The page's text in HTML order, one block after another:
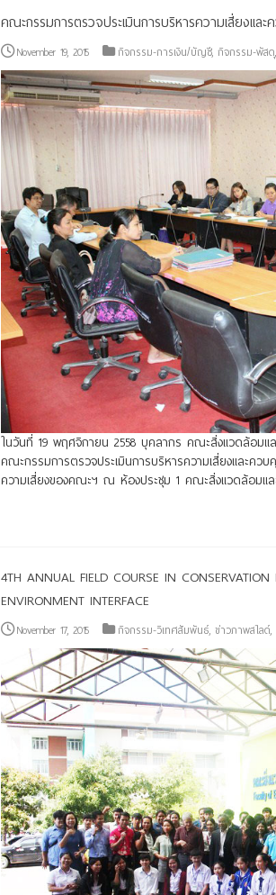
คณะกรรมการตรวจประเมินการบริหารความเสี่ยงและ
November 19, 2015 กิจกรรม-การเงิน/บัญชี, กิจกรรม-พัสดุ,
ในวันที่ 19 พฤศจิกายน 2558 บุคลากร คณะสิ่งแวดล้อม
คณะกรรมการตรวจประเมินการบริหารความเสี่ยงและควบ
ความเสี่ยงของคณะฯ ณ ห้องประชุม 1 คณะสิ่งแวดล้อมแ
4TH ANNUAL FIELD COURSE IN
ENVIRONMENT INTERFACE
November 17, 2015 กิจกรรม-วิเทศสัมพันธ์, ข่าวภาพสไลด์,